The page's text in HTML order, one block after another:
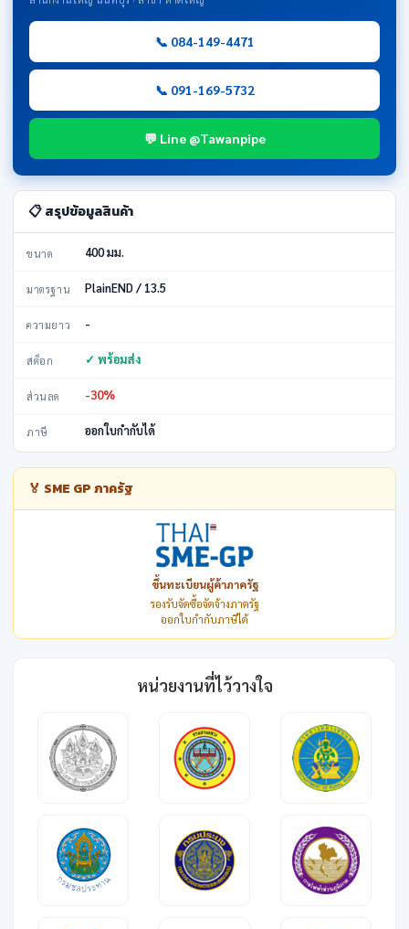
📞 084-149-4471
📞 091-169-5732
💬 Line @Tawanpipe
📋 สรุปข้อมูลสินค้า
ขนาด 400 มม.
มาตรฐาน PlainEND / 13.5
ความยาว -
สต็อก ✓ พร้อมส่ง
ส่วนลด -30%
ภาษี ออกใบกำกับได้
🏅 SME GP ภาครัฐ
ขึ้นทะเบียนผู้ค้าภาครัฐ
รองรับจัดซื้อจัดจ้างภาครัฐ
ออกใบกำกับภาษีได้
หน่วยงานที่ไว้วางใจ